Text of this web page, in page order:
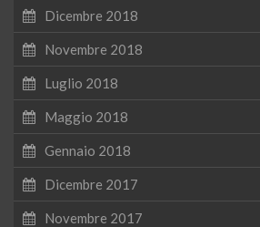
Dicembre 2018
Novembre 2018
Luglio 2018
Maggio 2018
Gennaio 2018
Dicembre 2017
Novembre 2017